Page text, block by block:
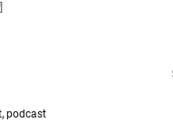
]
,podcast